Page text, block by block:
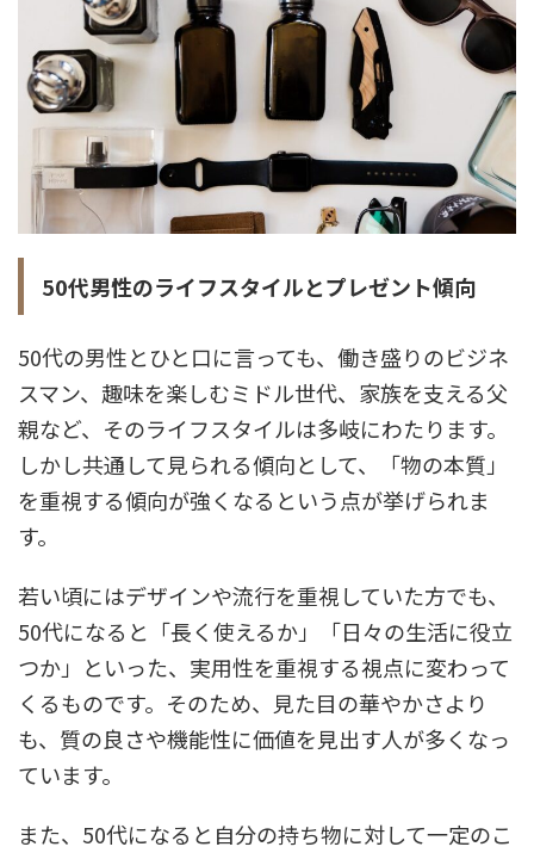
50代男性のライフスタイルとプレゼント傾向
50代の男性とひと口に言っても、働き盛りのビジネ
スマン、趣味を楽しむミドル世代、家族を支える父
親など、そのライフスタイルは多岐にわたります。
しかし共通して見られる傾向として、「物の本質」
を重視する傾向が強くなるという点が挙げられま
す。
若い頃にはデザインや流行を重視していた方でも、
50代になると「長く使えるか」「日々の生活に役立
つか」といった、実用性を重視する視点に変わって
くるものです。そのため、見た目の華やかさより
も、質の良さや機能性に価値を見出す人が多くなっ
ています。
また、50代になると自分の持ち物に対して一定のこ